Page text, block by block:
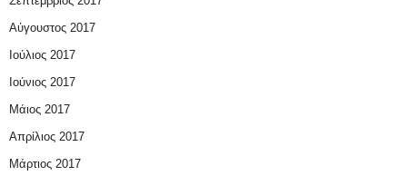
Αύγουστος 2017
Ιούλιος 2017
Ιούνιος 2017
Μάιος 2017
Απρίλιος 2017
Μάρτιος 2017